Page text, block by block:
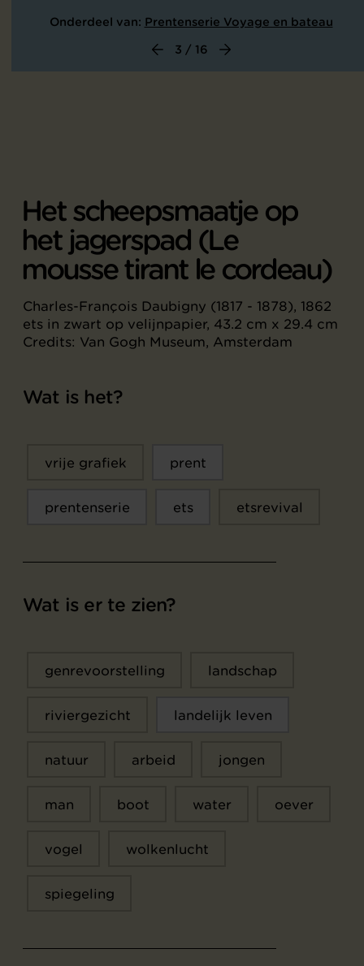
Onderdeel van: Prentenserie Voyage en bateau
3 / 16
Het scheepsmaatje op
het jagerspad (Le
mousse tirant le cordeau)
Charles-François Daubigny (1817 - 1878), 1862
ets in zwart op velijnpapier, 43.2 cm x 29.4 cm
Credits: Van Gogh Museum, Amsterdam
Wat is het?
vrije grafiek prent
prentenserie ets etsrevival
Wat is er te zien?
genrevoorstelling landschap
riviergezicht landelijk leven
natuur arbeid jongen
man boot water oever
vogel wolkenlucht
spiegeling